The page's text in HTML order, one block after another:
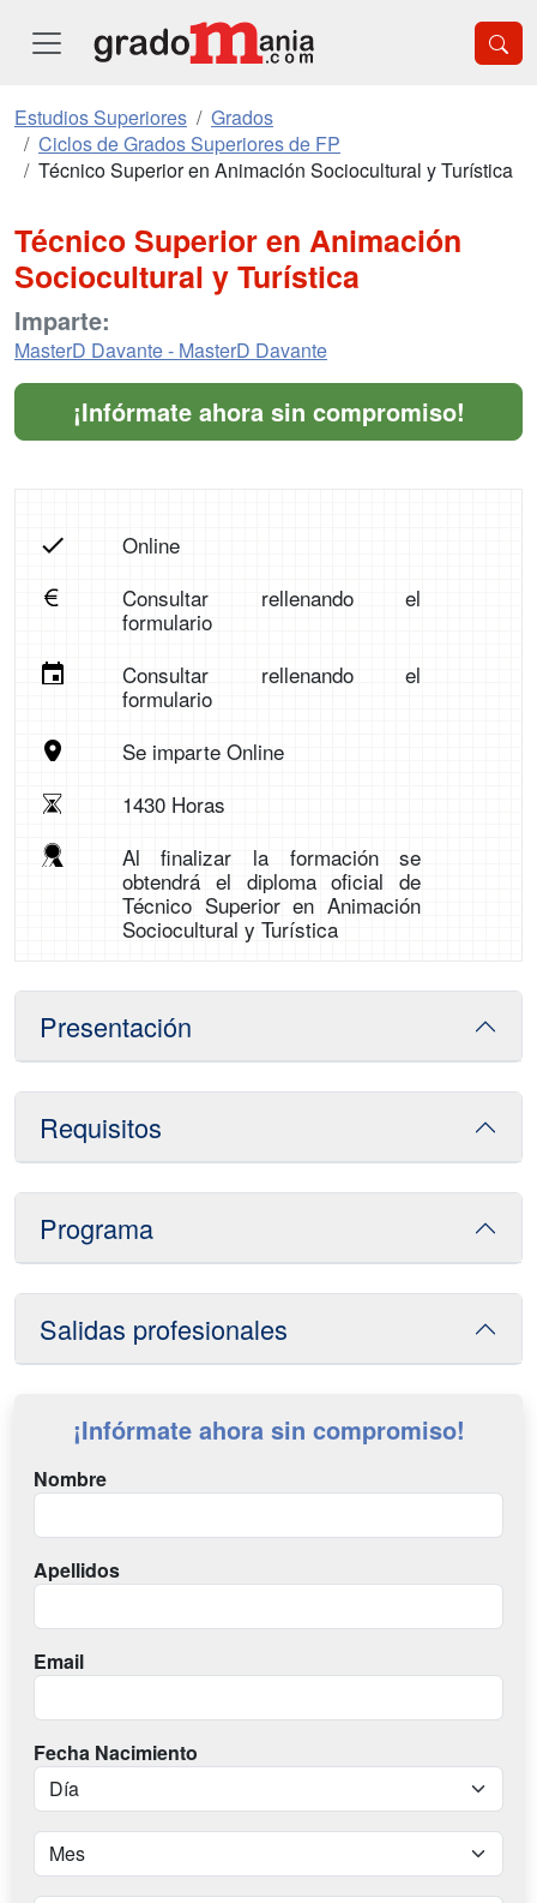
Estudios Superiores
Grados
Ciclos de Grados Superiores de FP
Técnico Superior en Animación Sociocultural y Turística
Técnico Superior en Animación
Sociocultural y Turística
Imparte:
MasterD Davante - MasterD Davante
¡Infórmate ahora sin compromiso!
Online
Consultar rellenando el
formulario
Consultar rellenando el
formulario
Se imparte Online
1430 Horas
Al finalizar la formación se
obtendrá el diploma oficial de
Técnico Superior en Animación
Sociocultural y Turística
Presentación
Requisitos
Programa
Salidas profesionales
¡Infórmate ahora sin compromiso!
Nombre
Apellidos
Email
Fecha Nacimiento